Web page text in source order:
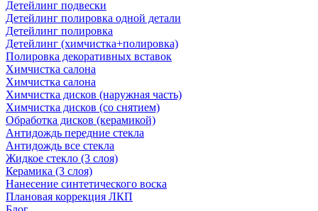
Детейлинг подвески
Детейлинг полировка одной детали
Детейлинг полировка
Детейлинг (химчистка+полировка)
Полировка декоративных вставок
Химчистка салона
Химчистка салона
Химчистка дисков (наружная часть)
Химчистка дисков (со снятием)
Обработка дисков (керамикой)
Антидождь передние стекла
Антидождь все стекла
Жидкое стекло (3 слоя)
Керамика (3 слоя)
Нанесение синтетического воска
Плановая коррекция ЛКП